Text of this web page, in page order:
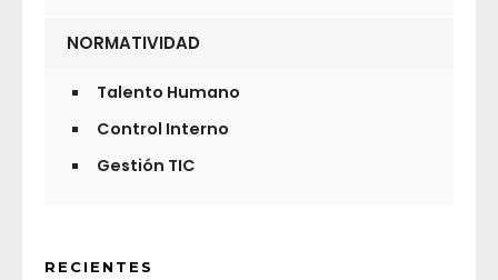
NORMATIVIDAD
Talento Humano
Control Interno
Gestión TIC
RECIENTES